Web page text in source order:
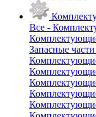
Все -
Запасные